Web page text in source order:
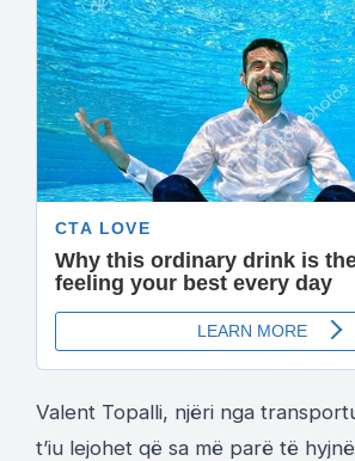
Valent Topalli, njëri nga
t’iu lejohet që sa më parë të